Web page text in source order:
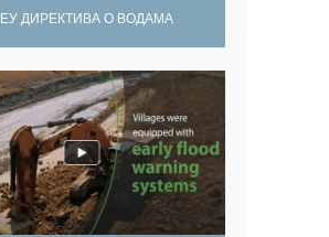
ЕУ ДИРЕКТИВА О ВОДАМА